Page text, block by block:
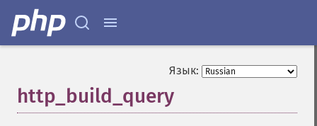
Язык:
http_build_query